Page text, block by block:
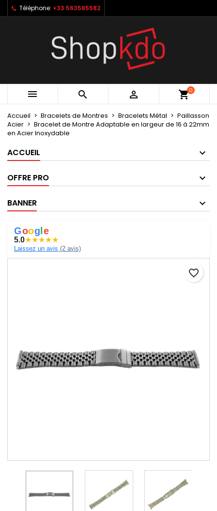
Téléphone: +33 563585582
   shopping_cart0
Accueil Bracelets de Montres Bracelets Métal
Paillasson
Acier
Bracelet de Montre Adaptable en largeur de 16 à 22mm
en Acier Inoxydable
ACCUEIL
OFFRE PRO
BANNER
Goog e
5.0★★★★★
Laissez un avis (2 avis)
favorite_border
My wishlists ×
Create new list
Créer une liste d'envies ×
Nom de la liste d'envies
Annuler Créer une liste d'envies
Connexion ×
Vous devez être connecté pour ajouter des produits
à votre liste d'envies.
Annuler Connexion